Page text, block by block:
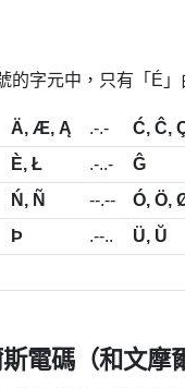
的字元中，只有「É
Ä, Æ, Ą .-.- Ć, Ĉ,
È, Ł .-..- Ĝ
Ń, Ñ --.-- Ó, Ö,
Þ .--.. Ü, Ŭ
電碼（和文摩